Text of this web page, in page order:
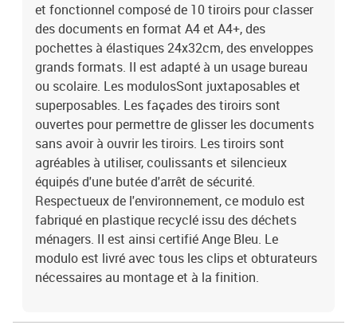
et fonctionnel composé de 10 tiroirs pour classer
des documents en format A4 et A4+, des
pochettes à élastiques 24x32cm, des enveloppes
grands formats. Il est adapté à un usage bureau
ou scolaire. Les modulosSont juxtaposables et
superposables. Les façades des tiroirs sont
ouvertes pour permettre de glisser les documents
sans avoir à ouvrir les tiroirs. Les tiroirs sont
agréables à utiliser, coulissants et silencieux
équipés d'une butée d'arrêt de sécurité.
Respectueux de l'environnement, ce modulo est
fabriqué en plastique recyclé issu des déchets
ménagers. Il est ainsi certifié Ange Bleu. Le
modulo est livré avec tous les clips et obturateurs
nécessaires au montage et à la finition.